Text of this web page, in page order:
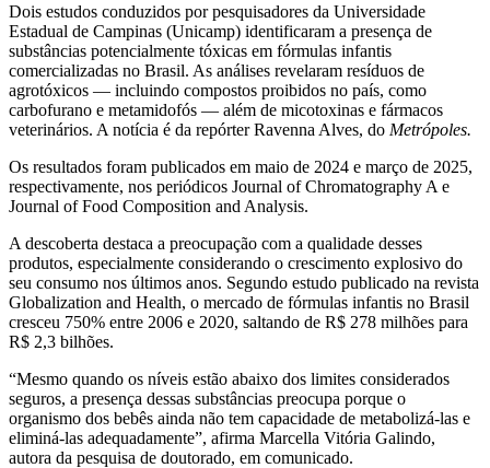
Dois estudos conduzidos por pesquisadores da Universidade
Estadual de Campinas (Unicamp) identificaram a presença de
substâncias potencialmente tóxicas em fórmulas infantis
comercializadas no Brasil. As análises revelaram resíduos de
agrotóxicos — incluindo compostos proibidos no país, como
carbofurano e metamidofós — além de micotoxinas e fármacos
veterinários. A notícia é da repórter Ravenna Alves, do Metrópoles.
Os resultados foram publicados em maio de 2024 e março de 2025,
respectivamente, nos periódicos Journal of Chromatography A e
Journal of Food Composition and Analysis.
A descoberta destaca a preocupação com a qualidade desses
produtos, especialmente considerando o crescimento explosivo do
seu consumo nos últimos anos. Segundo estudo publicado na revista
Globalization and Health, o mercado de fórmulas infantis no Brasil
cresceu 750% entre 2006 e 2020, saltando de R$ 278 milhões para
R$ 2,3 bilhões.
“Mesmo quando os níveis estão abaixo dos limites considerados
seguros, a presença dessas substâncias preocupa porque o
organismo dos bebês ainda não tem capacidade de metabolizá-las e
eliminá-las adequadamente”, afirma Marcella Vitória Galindo,
autora da pesquisa de doutorado, em comunicado.